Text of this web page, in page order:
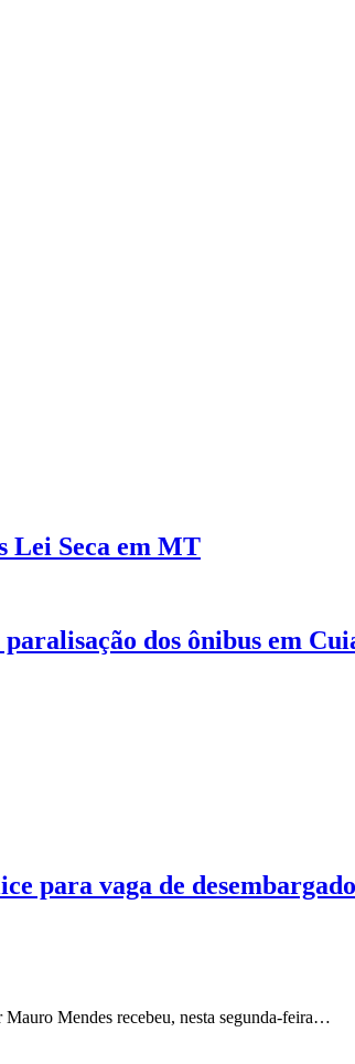
Lei Seca em MT
dos ônibus em
para vaga de
Mauro Mendes recebeu, nesta segunda-feira…